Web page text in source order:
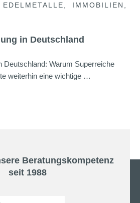
EDELMETALLE
IMMOBILIEN
in Deutschland
Deutschland: Warum Superreiche
weiterhin eine wichtige …
Beratungskompetenz
seit 1988